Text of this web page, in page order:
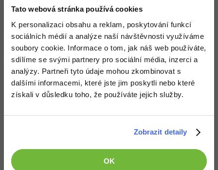
Tato webová stránka používá cookies
K personalizaci obsahu a reklam, poskytování funkcí
sociálních médií a analýze naší návštěvnosti využíváme
soubory cookie. Informace o tom, jak náš web používáte,
sdílíme se svými partnery pro sociální média, inzerci a
analýzy. Partneři tyto údaje mohou zkombinovat s
dalšími informacemi, které jste jim poskytli nebo které
získali v důsledku toho, že používáte jejich služby.
Zobrazit detaily
OK
ComponentNějaká komponenta do aplikace - statistiky, menu,...
Assemblyje soubor komponent. Pěkný nápad. Má vlastní View a
můžu mít Assembly Admin - kde bude mít komponenty např.
Viewzobrazí data.
Jenže problém vidím v tomhle.
Za
kde zpracováváš požadavky od uživatele ?
databáze apod ?
. Ty se starají o data. Nezajímá je pohled, nezájímá
co chce uživatel. Model poskytuje jen možnost spravování dat,
Pokud se úplně pletu, oprav mě